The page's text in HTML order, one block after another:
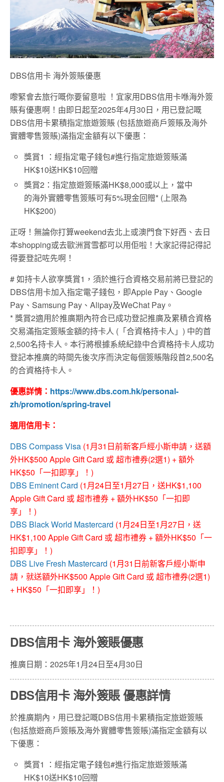
DBS信用卡 海外簽賬優惠
嚟緊會去旅行嘅你要留意啦 ！宜家用DBS信用卡喺海外簽
賬有優惠啊！由即日起至2025年4月30日，用已登記嘅
DBS信用卡累積指定旅遊簽賬 (包括旅遊商戶簽賬及海外
實體零售簽賬)滿指定金額有以下優惠：
獎賞1 ：經指定電子錢包#進行指定旅遊簽賬滿
HK$10送HK$10回贈
獎賞2：指定旅遊簽賬滿HK$8,000或以上 ，當中
的海外實體零售簽賬可有5%現金回贈* (上限為
HK$200)
正呀！無論你打算weekend去北上或澳門食下好西、去日
本shopping或去歐洲賞雪都可以用佢啦！大家記得記得記
得要登記咗先啊！
# 如持卡人欲享獎賞1，須於進行合資格交易前將已登記的
DBS信用卡加入指定電子錢包，即Apple Pay、Google
Pay、Samsung Pay、Alipay及WeChat Pay。
* 獎賞2適用於推廣期內符合已成功登記推廣及累積合資格
交易滿指定簽賬金額的持卡人 (「合資格持卡人」) 中的首
2,500名持卡人。本行將根據系統紀錄中合資格持卡人成功
登記本推廣的時間先後次序而決定每個簽賬階段首2,500名
的合資格持卡人。
優惠詳情： https://www.dbs.com.hk/personal-
zh/promotion/spring-travel
適用信用卡：
DBS Compass Visa (1月31日前新客戶經小斯申請，送額
外HK$500 Apple Gift Card 或 超市禮券(2選1) + 額外
HK$50「一扣即享」！)
DBS Eminent Card (1月24日至1月27日，送HK$1,100
Apple Gift Card 或 超市禮券 + 額外HK$50「一扣即
享」！)
DBS Black World Mastercard (1月24日至1月27日，送
HK$1,100 Apple Gift Card 或 超市禮券 + 額外HK$50「一
扣即享」！)
DBS Live Fresh Mastercard (1月31日前新客戶經小斯申
請，就送額外HK$500 Apple Gift Card 或 超市禮券(2選1)
+ HK$50「一扣即享」！)
DBS信用卡 海外簽賬優惠
推廣日期：2025年1月24日至4月30日
DBS信用卡 海外簽賬 優惠詳情
於推廣期內，用已登記嘅DBS信用卡累積指定旅遊簽賬
(包括旅遊商戶簽賬及海外實體零售簽賬)滿指定金額有以
下優惠：
獎賞1 ：經指定電子錢包#進行指定旅遊簽賬滿
HK$10送HK$10回贈